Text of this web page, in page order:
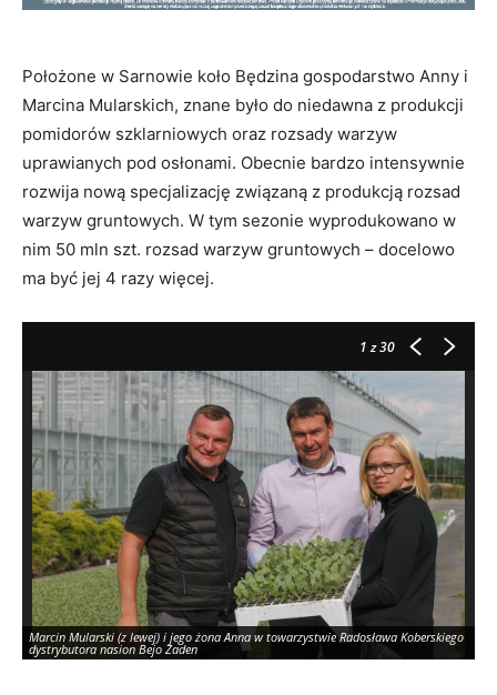
Położone w Sarnowie koło Będzina gospodarstwo Anny i
Marcina Mularskich, znane było do niedawna z produkcji
pomidorów szklarniowych oraz rozsady warzyw
uprawianych pod osłonami. Obecnie bardzo intensywnie
rozwija nową specjalizację związaną z produkcją rozsad
warzyw gruntowych. W tym sezonie wyprodukowano w
nim 50 mln szt. rozsad warzyw gruntowych – docelowo
ma być jej 4 razy więcej.
1z 30
Marcin Mularski (z lewej) i jego żona Anna w towarzystwie Radosława Koberskiego
dystrybutora nasion Bejo Zaden